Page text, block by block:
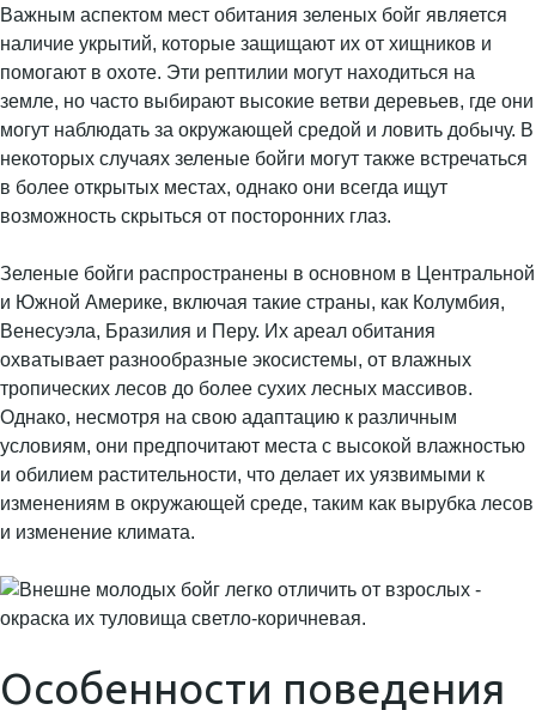
Важным аспектом мест обитания зеленых бойг является
наличие укрытий, которые защищают их от хищников и
помогают в охоте. Эти рептилии могут находиться на
земле, но часто выбирают высокие ветви деревьев, где они
могут наблюдать за окружающей средой и ловить добычу. В
некоторых случаях зеленые бойги могут также встречаться
в более открытых местах, однако они всегда ищут
возможность скрыться от посторонних глаз.
Зеленые бойги распространены в основном в Центральной
и Южной Америке, включая такие страны, как Колумбия,
Венесуэла, Бразилия и Перу. Их ареал обитания
охватывает разнообразные экосистемы, от влажных
тропических лесов до более сухих лесных массивов.
Однако, несмотря на свою адаптацию к различным
условиям, они предпочитают места с высокой влажностью
и обилием растительности, что делает их уязвимыми к
изменениям в окружающей среде, таким как вырубка лесов
и изменение климата.
Особенности поведения